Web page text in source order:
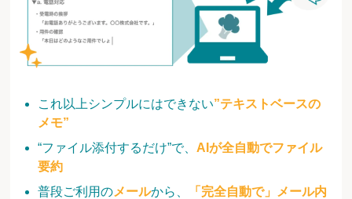
これ以上シンプルにはできない”テキストベースの
メモ”
“ファイル添付するだけ”で、 AIが全自動でファイル
要約
普段ご利用のメールから、
「完全自動で」メール内